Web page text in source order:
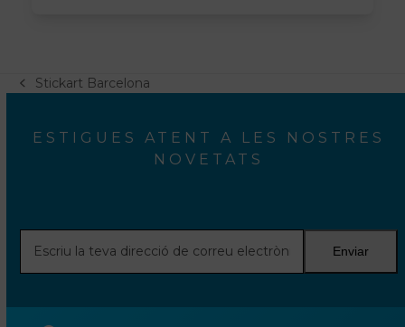
postStickart Barcelona
ESTIGUES ATENT A LES NOSTRES
NOVETATS
teva
Enviar